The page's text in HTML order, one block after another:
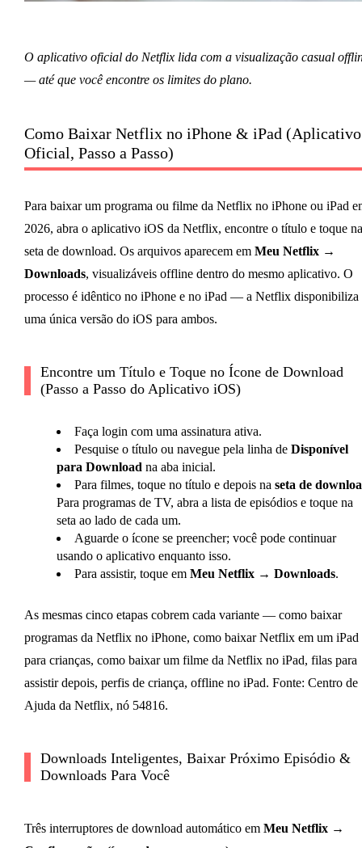
O aplicativo oficial do Netflix lida com a visualização casual
— até que você encontre os limites do plano.
Como Baixar Netflix no iPhone & iPad (Aplicativo
Oficial, Passo a Passo)
Para baixar um programa ou filme da Netflix no iPhone ou iPad
2026, abra o aplicativo iOS da Netflix, encontre o título e toque na
seta de download. Os arquivos aparecem em Meu Netflix →
Downloads, visualizáveis offline dentro do mesmo aplicativo. O
processo é idêntico no iPhone e no iPad — a Netflix disponibiliza
uma única versão do iOS para ambos.
Encontre um Título e Toque no Ícone de Download
(Passo a Passo do Aplicativo iOS)
Faça login com uma assinatura ativa.
Pesquise o título ou navegue pela linha de Disponível
para Downloadna aba inicial.
Para filmes, toque no título e depois na seta de
Para programas de TV, abra a lista de episódios e toque na
seta ao lado de cada um.
Aguarde o ícone se preencher; você pode continuar
usando o aplicativo enquanto isso.
Para assistir, toque em Meu Netflix → Downloads.
As mesmas cinco etapas cobrem cada variante — como baixar
programas da Netflix no iPhone, como baixar Netflix em um iPad
para crianças, como baixar um filme da Netflix no iPad, filas para
assistir depois, perfis de criança, offline no iPad. Fonte: Centro de
Ajuda da Netflix, nó 54816.
Downloads Inteligentes, Baixar Próximo Episódio &
Downloads Para Você
Três interruptores de download automático em Meu Netflix →